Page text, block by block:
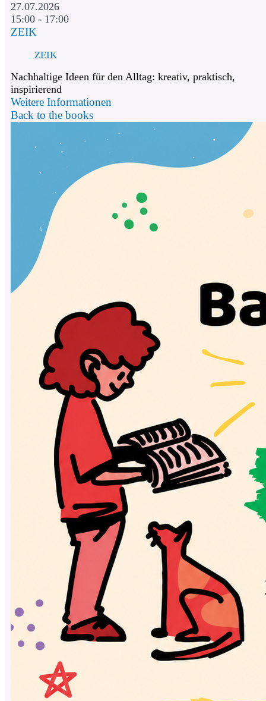
27.07.2026
15:00 - 17:00
ZEIK
ZEIK
Nachhaltige Ideen für den Alltag: kreativ, praktisch,
inspirierend
Weitere Informationen
Back to the books